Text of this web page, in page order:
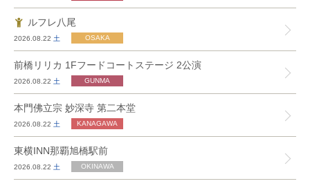
ルフレ八尾
2026.08.22 土
前橋リリカ 1Fフードコートステージ 2公演
2026.08.22 土
本門佛立宗 妙深寺 第二本堂
2026.08.22 土
東横INN那覇旭橋駅前
2026.08.22 土